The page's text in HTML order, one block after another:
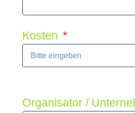
Kosten
Organisator /